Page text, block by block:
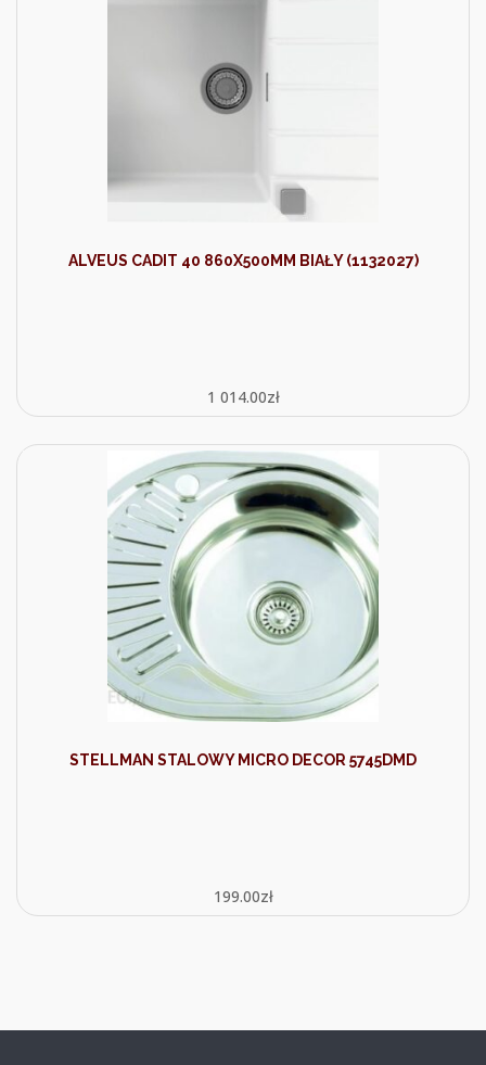
ALVEUS CADIT 40 860X500MM BIAŁY (1132027)
1 014.00zł
STELLMAN STALOWY MICRO DECOR 5745DMD
199.00zł